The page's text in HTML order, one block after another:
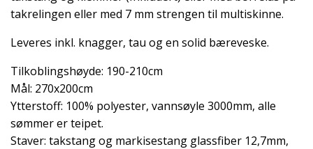
takrelingen eller med 7 mm strengen til multiskinne.
Leveres inkl. knagger, tau og en solid bæreveske.
Tilkoblingshøyde: 190-210cm
Mål: 270x200cm
Ytterstoff: 100% polyester, vannsøyle 3000mm, alle
sømmer er teipet.
Staver: takstang og markisestang glassfiber 12,7mm,